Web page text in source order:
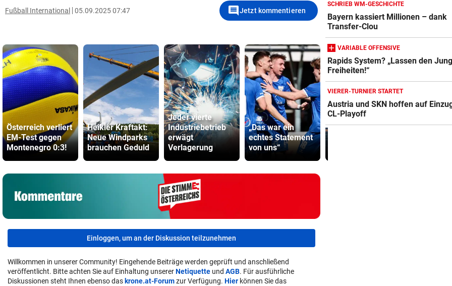
Fußball International 05.09.2025 07:47 commentJetzt kommentieren
Österreich verliert
EM-Test gegen
Montenegro 0:3!
Heikler Kraftakt:
Neue Windparks
brauchen Geduld
Jeder vierte
Industriebetrieb
erwägt
Verlagerung
„Das war ein
echtes Statement
von uns“
USA will Blockade
Einloggen, um an der Diskussion teilzunehmen
Willkommen in unserer Community! Eingehende Beiträge werden geprüft und anschließend
veröffentlicht. Bitte achten Sie auf Einhaltung unsererNetiquette und AGB. Für ausführliche
Diskussionen steht Ihnen ebenso das krone.at-Forumzur Verfügung. Hier können Sie das
SCHRIEB WM-GESCHICHTE
Bayern kassiert Millionen – dank
Transfer-Clou
VARIABLE OFFENSIVE
Rapids System? „Lassen den
Freiheiten!“
VIERER-TURNIER STARTET
Austria und SKN hoffen auf
CL-Playoff